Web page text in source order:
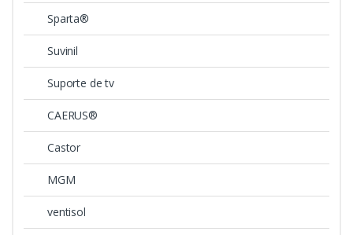
Sparta®
Suvinil
Suporte de tv
CAERUS®
Castor
MGM
ventisol